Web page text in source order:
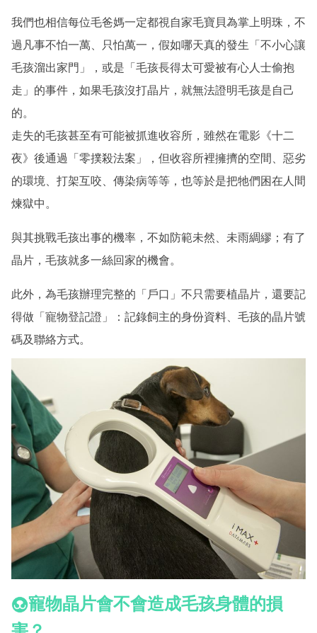
我們也相信每位毛爸媽一定都視自家毛寶貝為掌上明珠，不
過凡事不怕一萬、只怕萬一，假如哪天真的發生「不小心讓
毛孩溜出家門」，或是「毛孩長得太可愛被有心人士偷抱
走」的事件，如果毛孩沒打晶片，就無法證明毛孩是自己
的。
走失的毛孩甚至有可能被抓進收容所，雖然在電影《十二
夜》後通過「零撲殺法案」，但收容所裡擁擠的空間、惡劣
的環境、打架互咬、傳染病等等，也等於是把牠們困在人間
煉獄中。
與其挑戰毛孩出事的機率，不如防範未然、未雨綢繆；有了
晶片，毛孩就多一絲回家的機會。
此外，為毛孩辦理完整的「戶口」不只需要植晶片，還要記
得做「寵物登記證」：記錄飼主的身份資料、毛孩的晶片號
碼及聯絡方式。
寵物晶片會不會造成毛孩身體的損